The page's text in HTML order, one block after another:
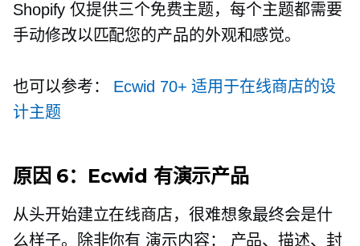
Shopify 仅提供三个免费主题，每个主题都需要
手动修改以匹配您的产品的外观和感觉。
也可以参考： Ecwid 70+ 适用于在线商店的设
计主题
原因 6：Ecwid 有演示产品
从头开始建立在线商店，很难想象最终会是什
么样子。除非你有 演示内容： 产品、描述、封